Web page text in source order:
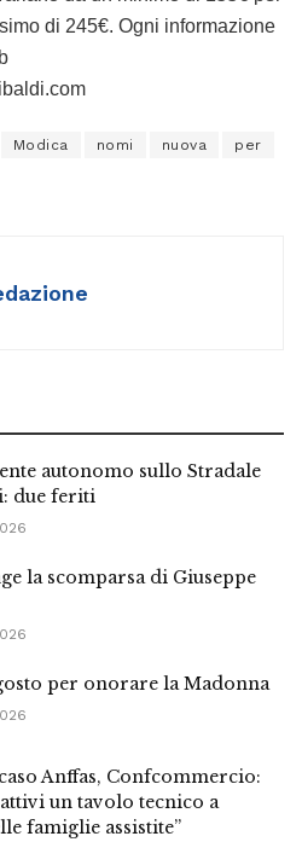
di 245€. Ogni informazione
Modica nomi nuova per
autonomo sullo Stradale
due feriti
la scomparsa di Giuseppe
per onorare la Madonna
Anffas, Confcommercio:
un tavolo tecnico a
famiglie assistite”